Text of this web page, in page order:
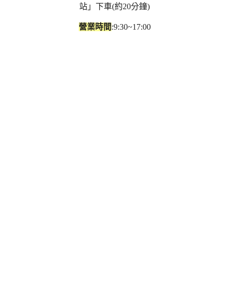
站」下車(約20分鐘)
營業時間:9:30~17:00